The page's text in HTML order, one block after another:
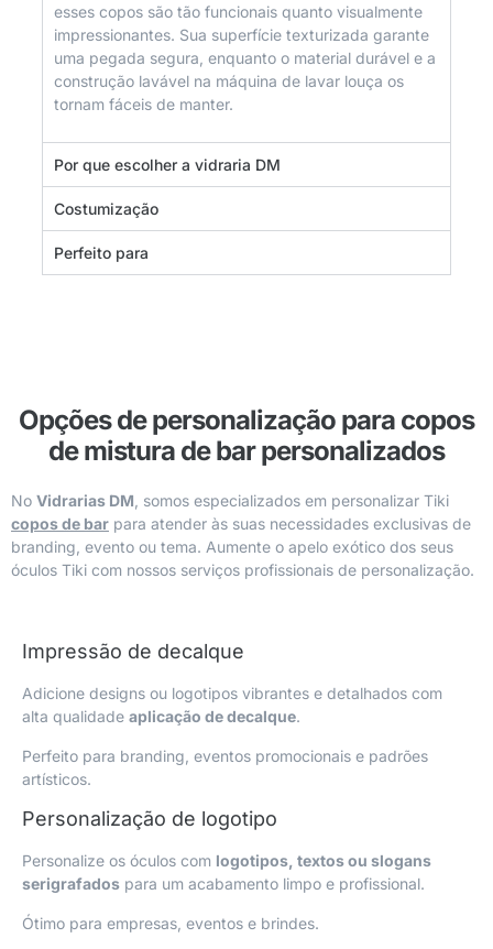
esses copos são tão funcionais quanto visualmente
impressionantes. Sua superfície texturizada garante
uma pegada segura, enquanto o material durável e a
construção lavável na máquina de lavar louça os
tornam fáceis de manter.
Por que escolher a vidraria DM
Costumização
Perfeito para
Opções de personalização para copos
de mistura de bar personalizados
No Vidrarias DM , somos especializados em personalizar Tiki
copos de bar para atender às suas necessidades exclusivas de
branding, evento ou tema. Aumente o apelo exótico dos seus
óculos Tiki com nossos serviços profissionais de personalização.
Impressão de decalque
Adicione designs ou logotipos vibrantes e detalhados com
alta qualidade aplicação de decalque.
Perfeito para branding, eventos promocionais e padrões
artísticos.
Personalização de logotipo
Personalize os óculos com logotipos, textos ou slogans
serigrafados para um acabamento limpo e profissional.
Ótimo para empresas, eventos e brindes.